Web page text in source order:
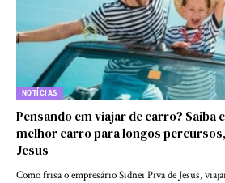
NOTÍCIAS
Pensando em viajar de carro? Saiba
melhor carro para longos
Jesus
Como frisa o empresário Sidnei Piva de Jesus,